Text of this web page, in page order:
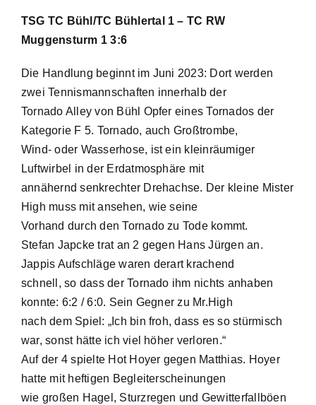
TSG TC Bühl/TC Bühlertal 1 – TC RW
Muggensturm 1 3:6
Die Handlung beginnt im Juni 2023: Dort werden
zwei Tennismannschaften innerhalb der
Tornado Alley von Bühl Opfer eines Tornados der
Kategorie F 5. Tornado, auch Großtrombe,
Wind- oder Wasserhose, ist ein kleinräumiger
Luftwirbel in der Erdatmosphäre mit
annähernd senkrechter Drehachse. Der kleine Mister
High muss mit ansehen, wie seine
Vorhand durch den Tornado zu Tode kommt.
Stefan Japcke trat an 2 gegen Hans Jürgen an.
Jappis Aufschläge waren derart krachend
schnell, so dass der Tornado ihm nichts anhaben
konnte: 6:2 / 6:0. Sein Gegner zu Mr.High
nach dem Spiel: „Ich bin froh, dass es so stürmisch
war, sonst hätte ich viel höher verloren.“
Auf der 4 spielte Hot Hoyer gegen Matthias. Hoyer
hatte mit heftigen Begleiterscheinungen
wie großen Hagel, Sturzregen und Gewitterfallböen